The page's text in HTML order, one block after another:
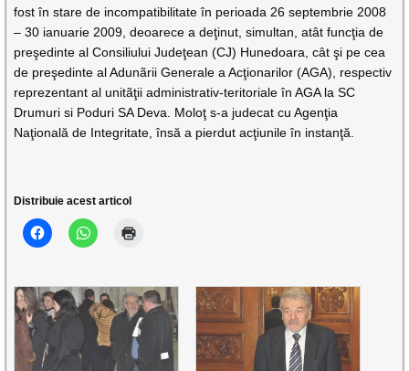
fost în stare de incompatibilitate în perioada 26 septembrie 2008
– 30 ianuarie 2009, deoarece a deţinut, simultan, atât funcţia de
preşedinte al Consiliului Judeţean (CJ) Hunedoara, cât şi pe cea
de preşedinte al Adunãrii Generale a Acţionarilor (AGA), respectiv
reprezentant al unitãţii administrativ-teritoriale în AGA la SC
Drumuri si Poduri SA Deva. Moloţ s-a judecat cu Agenţia
Naţională de Integritate, însă a pierdut acţiunile în instanţă.
Distribuie acest articol